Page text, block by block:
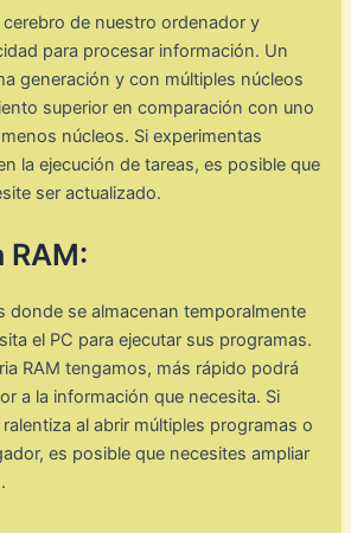
de nuestro ordenador y
para procesar información. Un
generación y con múltiples núcleos
superior en comparación con uno
núcleos. Si experimentas
la ejecución de tareas, es posible que
ser actualizado.
RAM:
donde se almacenan temporalmente
el PC para ejecutar sus programas.
RAM tengamos, más rápido podrá
a la información que necesita. Si
al abrir múltiples programas o
es posible que necesites ampliar